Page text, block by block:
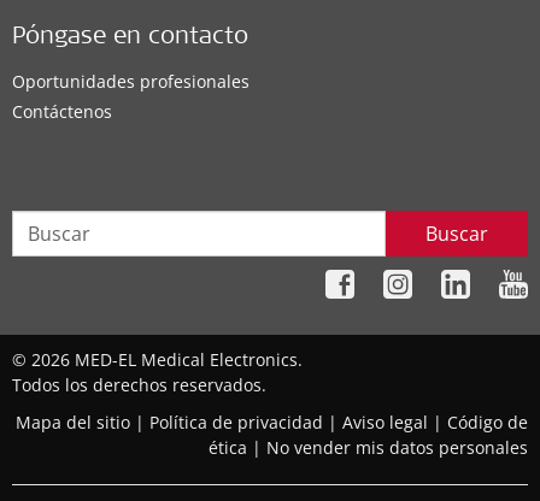
Póngase en contacto
Oportunidades profesionales
Contáctenos
Buscar
© 2026 MED-EL Medical Electronics.
Todos los derechos reservados.
Mapa del sitio | Política de privacidad | Aviso legal | Código de
ética | No vender mis datos personales